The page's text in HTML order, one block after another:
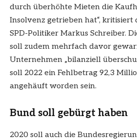
durch überhöhte Mieten die
Insolvenz getrieben hat“,
SPD-Politiker Markus Schreiber.
soll zudem mehrfach davor
Unternehmen „bilanziell
soll 2022 ein Fehlbetrag 92,3
angehäuft worden sein.
Bund soll gebürgt haben
2020 soll auch die